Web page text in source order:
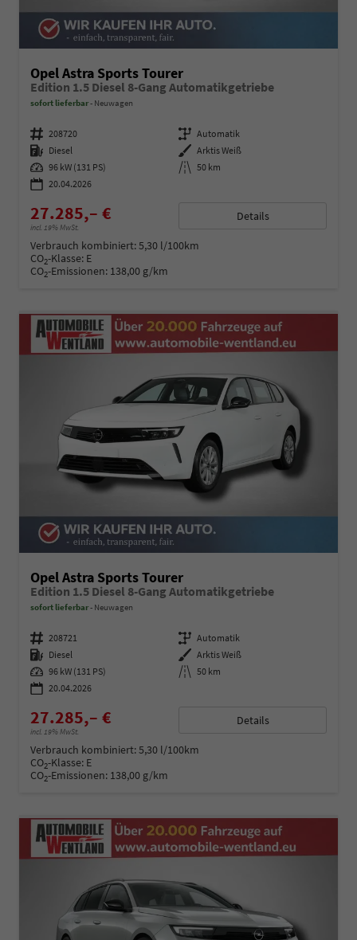
Opel Astra Sports Tourer
Edition 1.5 Diesel 8-Gang Automatikgetriebe
sofort lieferbar Neuwagen
Fahrzeugnummer 208720 Getriebe Automatik
Kraftstoff Diesel Außenfarbe Arktis Weiß
Leistung 96 kW (131 PS) Kilometerstand 50 km
20.04.2026
27.285,– €
incl. 19% MwSt.
Details
Verbrauch kombiniert:5,30 l/100km
CO2-Klasse: E
CO2-Emissionen: 138,00 g/km
Opel Astra Sports Tourer
Edition 1.5 Diesel 8-Gang Automatikgetriebe
sofort lieferbar Neuwagen
Fahrzeugnummer 208721 Getriebe Automatik
Kraftstoff Diesel Außenfarbe Arktis Weiß
Leistung 96 kW (131 PS) Kilometerstand 50 km
20.04.2026
27.285,– €
incl. 19% MwSt.
Details
Verbrauch kombiniert:5,30 l/100km
CO2-Klasse: E
CO2-Emissionen: 138,00 g/km